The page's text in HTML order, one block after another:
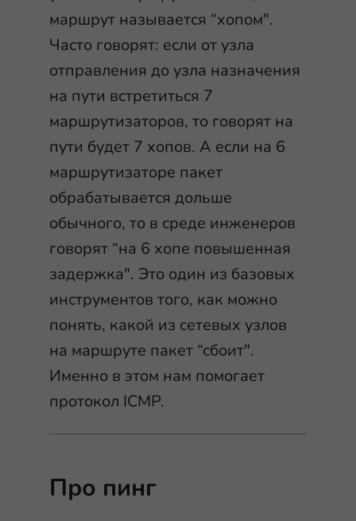
маршрут называется “хопом".
Часто говорят: если от узла
отправления до узла назначения
на пути встретиться 7
маршрутизаторов, то говорят на
пути будет 7 хопов. А если на 6
маршрутизаторе пакет
обрабатывается дольше
обычного, то в среде инженеров
говорят “на 6 хопе повышенная
задержка". Это один из базовых
инструментов того, как можно
понять, какой из сетевых узлов
на маршруте пакет “сбоит".
Именно в этом нам помогает
протокол ICMP.
Про пинг